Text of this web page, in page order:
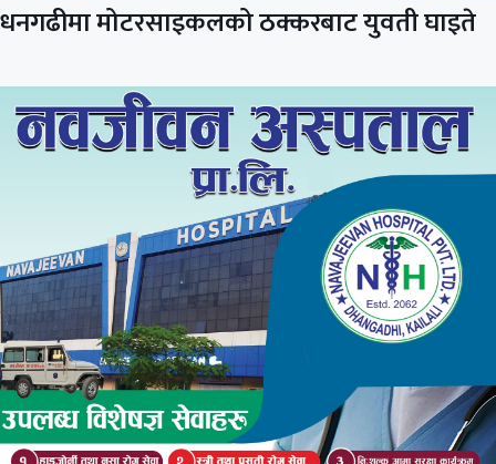
धनगढीमा मोटरसाइकलको ठक्करबाट युवती घाइते